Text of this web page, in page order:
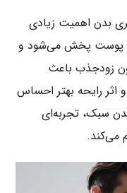
بدن اهمیت زیادی
پوست پخش می‌شود و
زودجذب باعث
رایحه بهتر احساس
سبک، تجربه‌ای
می‌کند.